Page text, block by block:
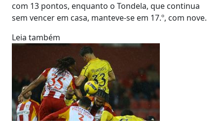
com 13 pontos, enquanto o Tondela, que continua
sem vencer em casa, manteve-se em 17.º, com nove.
Leia também